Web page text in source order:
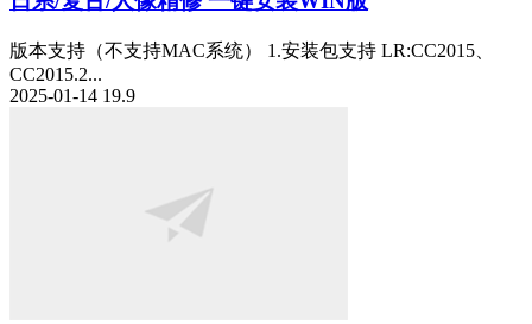
版本支持（不支持MAC系统） 1.安装包支持 LR:CC2015、
CC2015.2...
2025-01-14 19.9